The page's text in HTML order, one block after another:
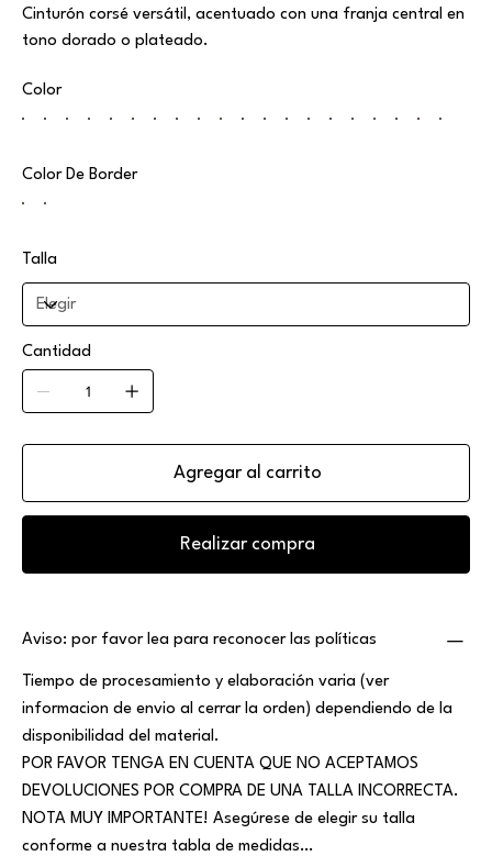
Cinturón corsé versátil, acentuado con una franja central en
tono dorado o plateado.
Color
Color De Border
Talla
Cantidad
Agregar al carrito
Realizar compra
Aviso: por favor lea para reconocer las políticas
Tiempo de procesamiento y elaboración varia (ver
informacion de envio al cerrar la orden) dependiendo de la
disponibilidad del material.
POR FAVOR TENGA EN CUENTA QUE NO ACEPTAMOS
DEVOLUCIONES POR COMPRA DE UNA TALLA INCORRECTA.
NOTA MUY IMPORTANTE! Asegúrese de elegir su talla
conforme a nuestra tabla de medidas…